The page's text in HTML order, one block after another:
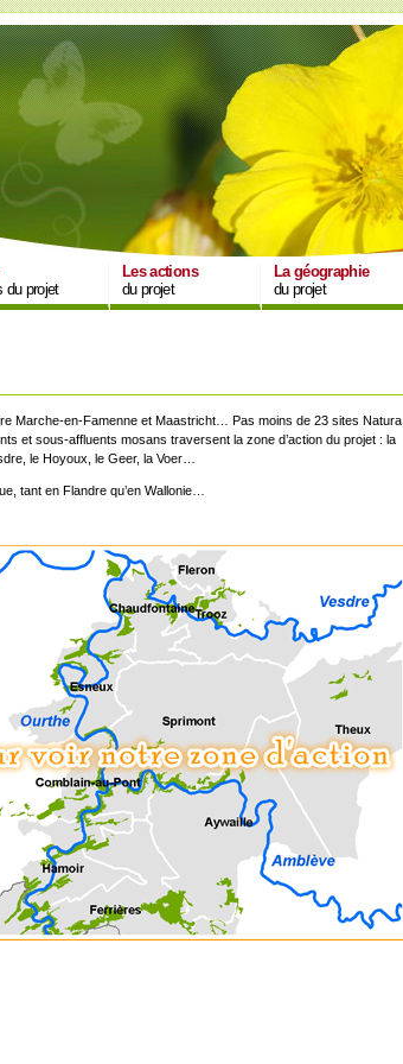
du projet
Les actions
du projet
La géographie
du projet
Marche-en-Famenne et Maastricht… Pas moins de 23 sites Natura
et sous-affluents mosans traversent la zone d’action du projet : la
le Hoyoux, le Geer, la Voer…
tant en Flandre qu’en Wallonie…